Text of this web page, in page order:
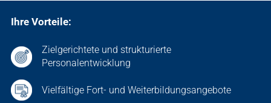
Ihre Vorteile:
Zielgerichtete und strukturierte
Personalentwicklung
Vielfältige Fort- und Weiterbildungsangebote